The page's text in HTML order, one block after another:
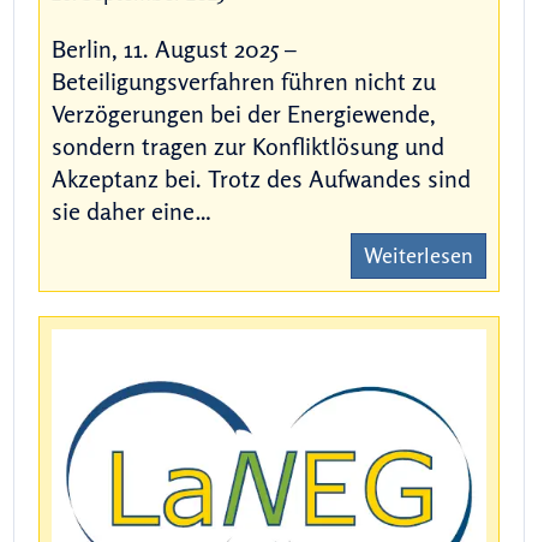
Berlin, 11. August 2025 –
Beteiligungsverfahren führen nicht zu
Verzögerungen bei der Energiewende,
sondern tragen zur Konfliktlösung und
Akzeptanz bei. Trotz des Aufwandes sind
sie daher eine…
Weiterlesen